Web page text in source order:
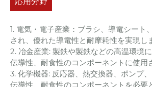
1. 電気・電子産業：ブラシ、導電シート
され、優れた導電性と耐摩耗性を実現し
2. 冶金産業: 製鉄や製鉄などの高温環境
伝導性、耐食性のコンポーネントに使用
3. 化学機器: 反応器、熱交換器、ポンプ
伝導性、耐食性のコンポーネントを必要